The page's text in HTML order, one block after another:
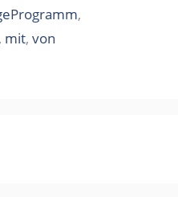
,
, mit, von